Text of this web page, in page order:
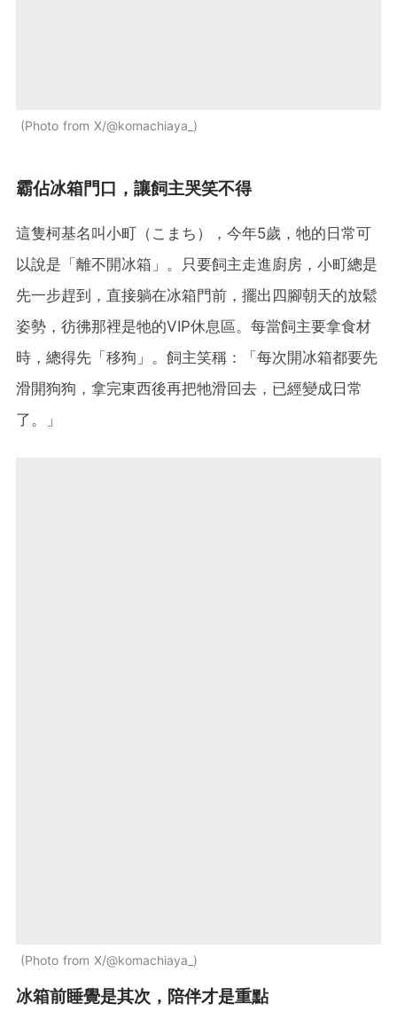
Photo from X/@komachiaya_
霸佔冰箱門口，讓飼主哭笑不得
這隻柯基名叫小町（こまち），今年5歲，牠的日常可
以說是「離不開冰箱」。只要飼主走進廚房，小町總是
先一步趕到，直接躺在冰箱門前，擺出四腳朝天的放鬆
姿勢，彷彿那裡是牠的VIP休息區。每當飼主要拿食材
時，總得先「移狗」。飼主笑稱：「每次開冰箱都要先
滑開狗狗，拿完東西後再把牠滑回去，已經變成日常
了。」
Photo from X/@komachiaya_
冰箱前睡覺是其次，陪伴才是重點